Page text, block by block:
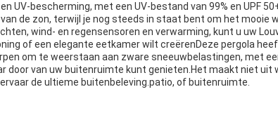
UV-bescherming, met een UV-bestand van 99% en UPF
de zon, terwijl je nog steeds in staat bent om het mooie
wind- en regensensoren en verwarming, kunt u uw
of een elegante eetkamer wilt creërenDeze pergola
om te weerstaan aan zware sneeuwbelastingen, met
door van uw buitenruimte kunt genieten.Het maakt niet uit
de ultieme buitenbeleving.patio, of buitenruimte.